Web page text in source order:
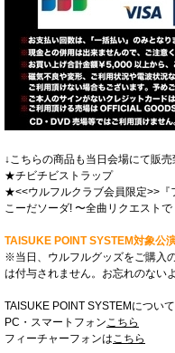
↓こちらの商品も当日会場にて販
★チビチビストラップ
★<<ウルフルクラブ会員限定>>『
こーだソーダ! 〜全曲リクエスト
TAISUKE POINT SYSTEM対象公
※当日、ウルフルグッズをご購入
は付与されません。お忘れのない
TAISUKE POINT SYSTEMについ
PC・スマートフォンこちら
フィーチャーフォンはこちら